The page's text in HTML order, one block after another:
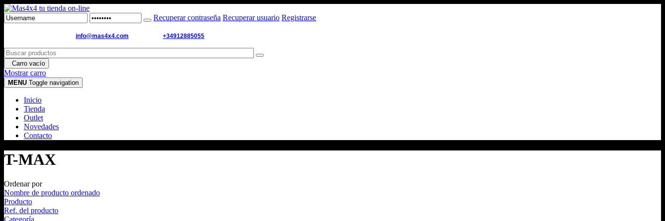
Recuperar contraseña Recuperar usuario Registrarse
info@mas4x4.com +34912885055
Carro vacío
Mostrar carro
MENU Toggle navigation
Inicio
Tienda
Outlet
Novedades
Contacto
T-MAX
Ordenar por
Nombre de producto ordenado
Producto
Ref. del producto
Categoría